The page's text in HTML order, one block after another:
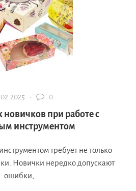
· 0
при работе с
инструментом
требует не только
Новички нередко допускают
ошибки,...